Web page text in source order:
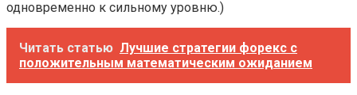
одновременно к сильному уровню.)
Читать статью Лучшие стратегии форекс с
положительным математическим ожиданием